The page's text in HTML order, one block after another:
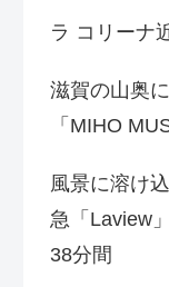
ラ コリーナ
滋賀の山奥
「MIHO
風景に溶け
急「Laview
38分間